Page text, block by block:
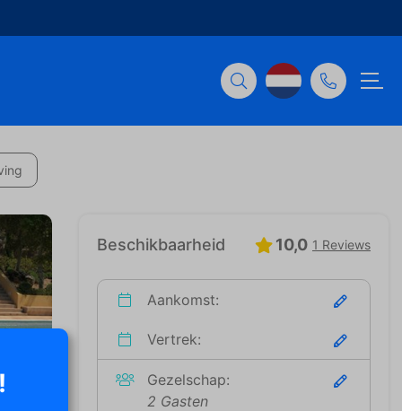
Beschikbaarheid 10,0 1 Reviews
Aankomst:
Vertrek:
Gezelschap:
2 Gasten